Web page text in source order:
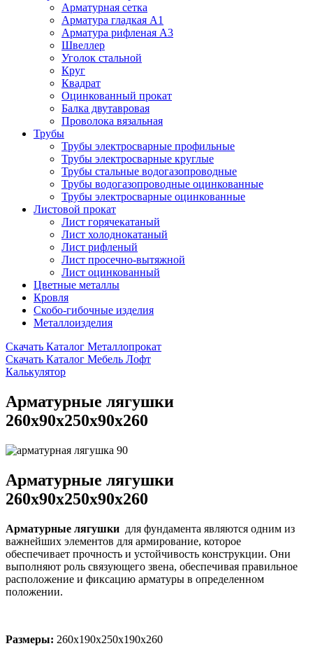
Арматурная сетка
Арматура гладкая А1
Арматура рифленая А3
Швеллер
Уголок стальной
Круг
Квадрат
Оцинкованный прокат
Балка двутавровая
Проволока вязальная
Трубы
Трубы электросварные профильные
Трубы электросварные круглые
Трубы стальные водогазопроводные
Трубы водогазопроводные оцинкованные
Трубы электросварные оцинкованные
Листовой прокат
Лист горячекатаный
Лист холоднокатаный
Лист рифленый
Лист просечно-вытяжной
Лист оцинкованный
Цветные металлы
Кровля
Скобо-гибочные изделия
Металлоизделия
Скачать Каталог Металлопрокат
Скачать Каталог Мебель Лофт
Калькулятор
Арматурные лягушки
260х90х250х90х260
Арматурные лягушки
260х90х250х90х260
Арматурные лягушки для фундамента являются одним из
важнейших элементов для армирование, которое
обеспечивает прочность и устойчивость конструкции. Они
выполняют роль связующего звена, обеспечивая правильное
расположение и фиксацию арматуры в определенном
положении.
Размеры: 260х190х250х190х260